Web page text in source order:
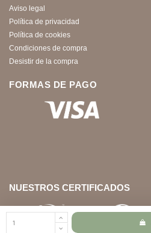
Aviso legal
Política de privacidad
Política de cookies
Condiciones de compra
Desistir de la compra
FORMAS DE PAGO
NUESTROS CERTIFICADOS